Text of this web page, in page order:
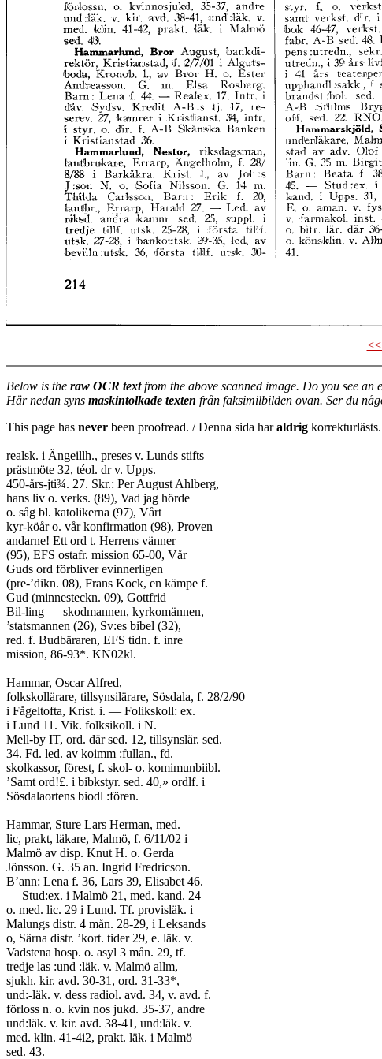
Below is the raw OCR textfrom the above scanned image. Do you see an
Här nedan syns maskintolkade texten från faksimilbilden ovan. Ser du
This page has never been proofread. / Denna sida haraldrig korrekturlästs.
realsk. i Ängeillh., preses v. Lunds stifts
prästmöte 32, téol. dr v. Upps.
450-års-jti¾. 27. Skr.: Per August Ahlberg,
hans liv o. verks. (89), Vad jag hörde
o. såg bl. katolikerna (97), Vårt
kyr-köår o. vår konfirmation (98), Proven
andarne! Ett ord t. Herrens vänner
(95), EFS ostafr. mission 65-00, Vår
Guds ord förbliver evinnerligen
(pre-’dikn. 08), Frans Kock, en kämpe f.
Gud (minnesteckn. 09), Gottfrid
Bil-ling — skodmannen, kyrkomännen,
’statsmannen (26), Sv:es bibel (32),
red. f. Budbäraren, EFS tidn. f. inre
mission, 86-93*. KN02kl.
Hammar, Oscar Alfred,
folkskollärare, tillsynsilärare, Sösdala, f. 28/2/90
i Fågeltofta, Krist. i. — Folikskoll: ex.
i Lund 11. Vik. folksikoll. i N.
Mell-by IT, ord. där sed. 12, tillsynslär. sed.
34. Fd. led. av koimm :fullan., fd.
skolkassor, förest, f. skol- o. komimunbiibl.
’Samt ord!£. i bibkstyr. sed. 40,» ordlf. i
Sösdalaortens biodl :fören.
Hammar, Sture Lars Herman, med.
lic, prakt, läkare, Malmö, f. 6/11/02 i
Malmö av disp. Knut H. o. Gerda
Jönsson. G. 35 an. Ingrid Fredricson.
B’ann: Lena f. 36, Lars 39, Elisabet 46.
— Stud:ex. i Malmö 21, med. kand. 24
o. med. lic. 29 i Lund. Tf. provisläk. i
Malungs distr. 4 mån. 28-29, i Leksands
o, Särna distr. ’kort. tider 29, e. läk. v.
Vadstena hosp. o. asyl 3 mån. 29, tf.
tredje las :und :läk. v. Malmö allm,
sjukh. kir. avd. 30-31, ord. 31-33*,
und:-läk. v. dess radiol. avd. 34, v. avd. f.
förloss n. o. kvin nos jukd. 35-37, andre
und:läk. v. kir. avd. 38-41, und:läk. v.
med. klin. 41-4i2, prakt. läk. i Malmö
sed. 43.